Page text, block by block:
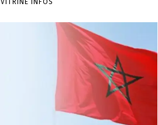
VITRINE INFOS